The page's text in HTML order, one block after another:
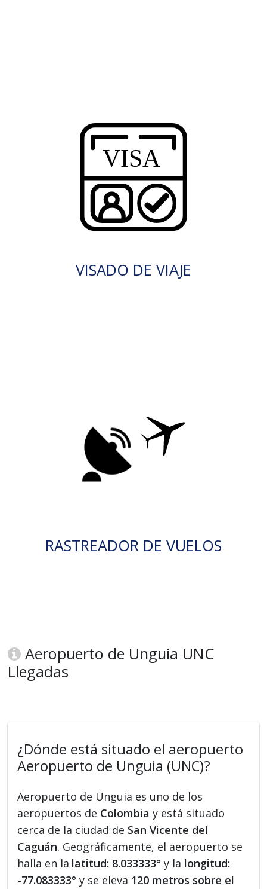
VISADO DE VIAJE
RASTREADOR DE VUELOS
Aeropuerto de Unguia UNC
Llegadas
¿Dónde está situado el aeropuerto
Aeropuerto de Unguia (UNC)?
Aeropuerto de Unguia es uno de los
aeropuertos de Colombia y está situado
cerca de la ciudad de San Vicente del
Caguán. Geográficamente, el aeropuerto se
halla en la latitud: 8.033333° y la longitud:
-77.083333° y se eleva 120 metros sobre el